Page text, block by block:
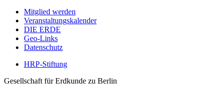
Mitglied werden
Veranstaltungskalender
DIE ERDE
Geo-Links
Datenschutz
HRP-Stiftung
Gesellschaft für Erdkunde zu Berlin